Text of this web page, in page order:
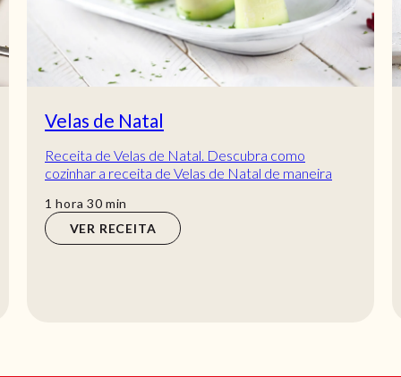
Velas de Natal
Receita de Velas de Natal. Descubra como
cozinhar a receita de Velas de Natal de maneira
1 hora
hora 30min
min
VER RECEITA